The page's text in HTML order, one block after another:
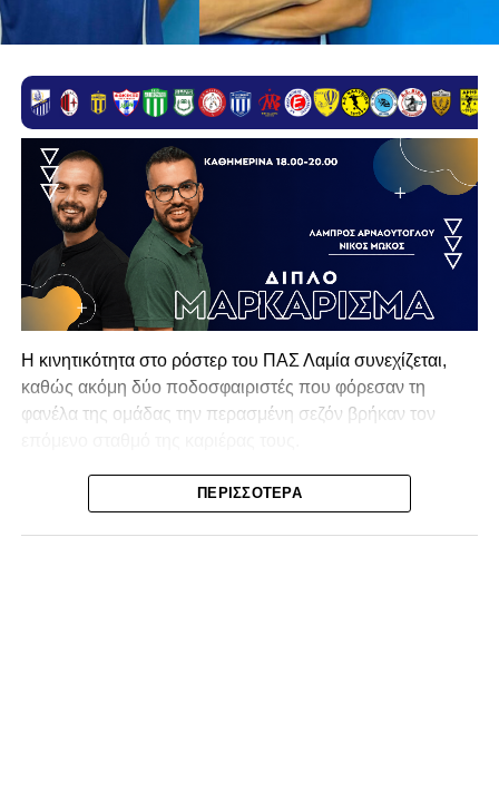
Η κινητικότητα στο ρόστερ του ΠΑΣ Λαμία συνεχίζεται,
καθώς ακόμη δύο ποδοσφαιριστές που φόρεσαν τη
φανέλα της ομάδας την περασμένη σεζόν βρήκαν τον
Ο λόγος για τον Βασίλη Τρούμπουλο και τον Χρυσόστομο
Στάγκο, οι οποίοι θα συνεχίσουν μαζί την ποδοσφαιρική
ΠΕΡΙΣΣΌΤΕΡΑ